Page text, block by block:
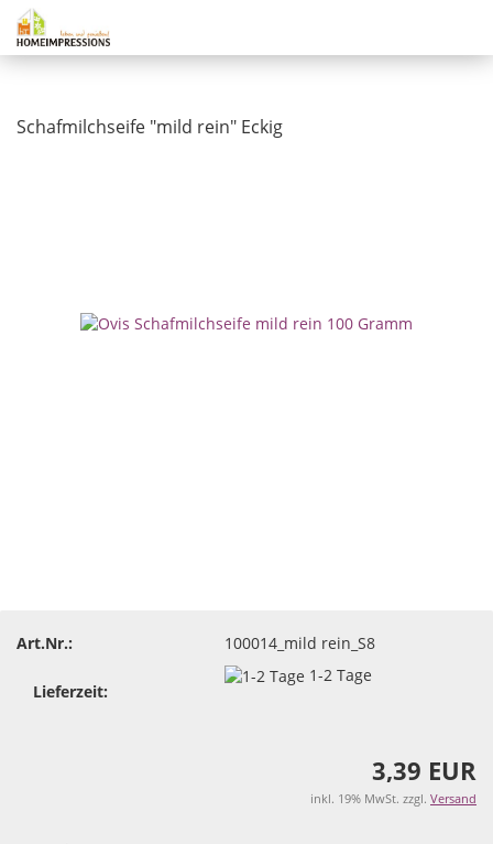
Schafmilchseife "mild rein" Eckig
Art.Nr.: 100014_mild rein_S8
Lieferzeit:
1-2 Tage
3,39 EUR
inkl. 19% MwSt. zzgl. Versand